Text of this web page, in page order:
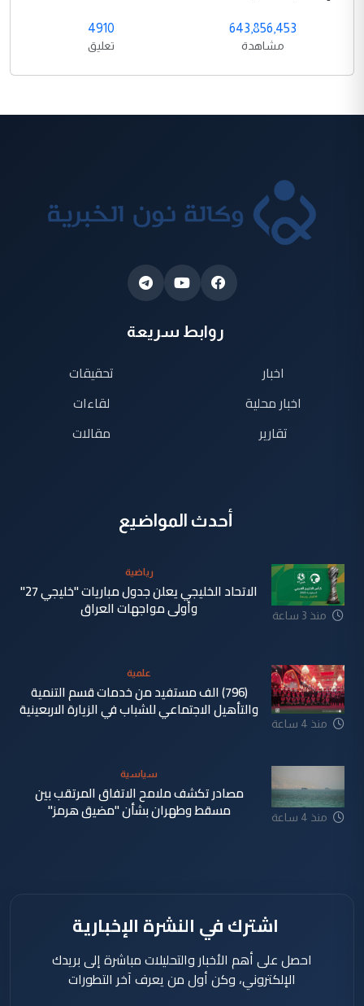
643,856,453
مشاهدة
4910
تعليق
روابط سريعة
اخبار
اخبار محلية
تقارير
تحقيقات
لقاءات
مقالات
أحدث المواضيع
منذ 3 ساعة
رياضية
الاتحاد الخليجي يعلن جدول مباريات "خليجي 27"
وأولى مواجهات العراق
منذ 4 ساعة
علمية
(796) الف مستفيد من خدمات قسم التنمية
والتأهيل الاجتماعي للشباب في الزيارة الاربعينية
منذ 4 ساعة
سياسية
مصادر تكشف ملامح الاتفاق المرتقب بين
مسقط وطهران بشأن "مضيق هرمز"
اشترك في النشرة الإخبارية
احصل على أهم الأخبار والتحليلات مباشرة إلى بريدك
الإلكتروني، وكن أول من يعرف آخر التطورات